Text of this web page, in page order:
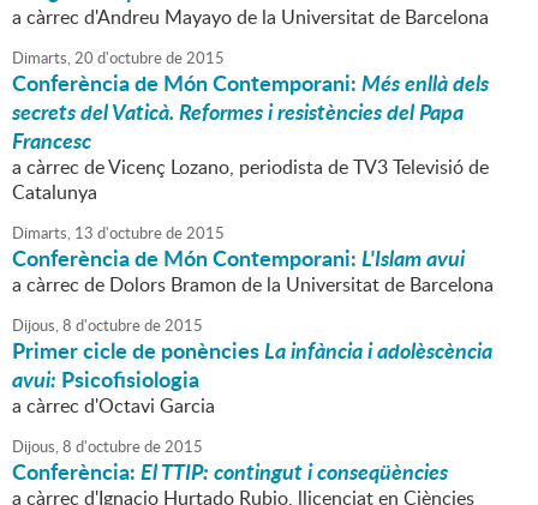
a càrrec d'Andreu Mayayo de la Universitat de Barcelona
Dimarts,20 d'octubrede2015
Conferència de Món Contemporani:Més enllà dels
secrets del Vaticà. Reformes i resistències del Papa
Francesc
a càrrec de Vicenç Lozano, periodista de TV3 Televisió de
Catalunya
Dimarts, 13 d'octubrede2015
Conferència de Món Contemporani:L'Islam avui
a càrrec de Dolors Bramon de la Universitat de Barcelona
Dijous,8 d'octubrede2015
Primer cicle de ponènciesLa infància i adolèscència
avui: Psicofisiologia
a càrrec d'Octavi Garcia
Dijous,8 d'octubrede2015
Conferència:El TTIP: contingut i conseqüències
a càrrec d'Ignacio Hurtado Rubio, llicenciat en Ciències